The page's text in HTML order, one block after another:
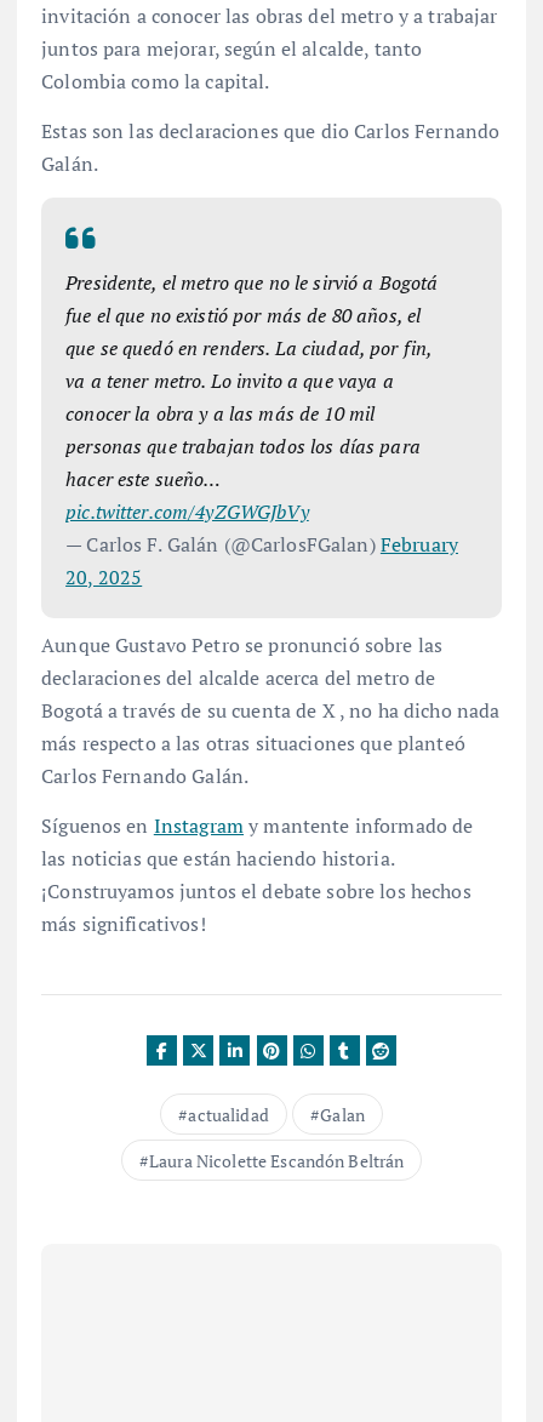
invitación a conocer las obras del metro y a trabajar
juntos para mejorar, según el alcalde, tanto
Colombia como la capital.
Estas son las declaraciones que dio Carlos Fernando
Galán.
Presidente, el metro que no le sirvió a Bogotá
fue el que no existió por más de 80 años, el
que se quedó en renders. La ciudad, por fin,
va a tener metro. Lo invito a que vaya a
conocer la obra y a las más de 10 mil
personas que trabajan todos los días para
hacer este sueño…
pic.twitter.com/4yZGWGJbVy
— Carlos F. Galán (@CarlosFGalan)February
20, 2025
Aunque Gustavo Petro se pronunció sobre las
declaraciones del alcalde acerca del metro de
Bogotá a través de su cuenta de X , no ha dicho nada
más respecto a las otras situaciones que planteó
Carlos Fernando Galán.
Síguenos en Instagramy mantente informado de
las noticias que están haciendo historia.
¡Construyamos juntos el debate sobre los hechos
más significativos!
actualidad
Galan
Laura Nicolette Escandón Beltrán